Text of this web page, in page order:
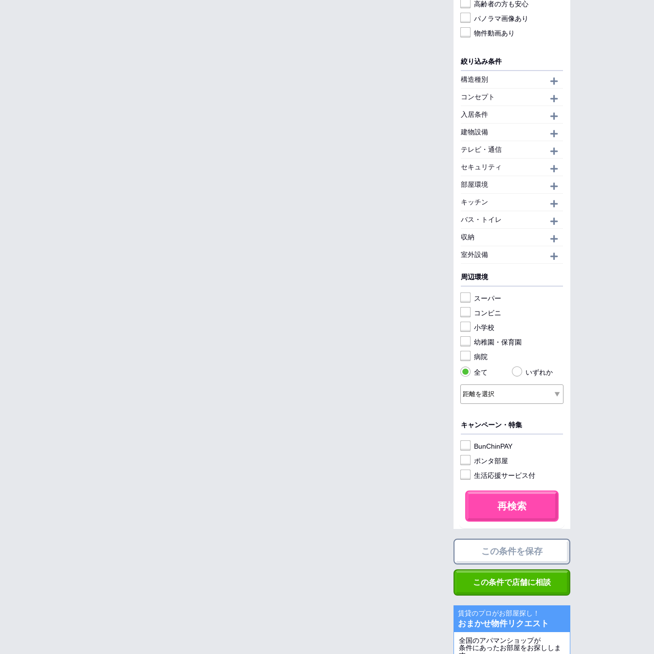
高齢者の方も安心
パノラマ画像あり
物件動画あり
絞り込み条件
構造種別
コンセプト
入居条件
建物設備
テレビ・通信
セキュリティ
部屋環境
キッチン
バス・トイレ
収納
室外設備
周辺環境
スーパー
コンビニ
小学校
幼稚園・保育園
病院
全て
いずれか
キャンペーン・特集
BunChinPAY
ポンタ部屋
生活応援サービス付
再検索
この条件を保存
この条件で店舗に相談
賃貸のプロがお部屋探し！
おまかせ物件リクエスト
全国のアパマンショップが
条件にあったお部屋をお探ししま